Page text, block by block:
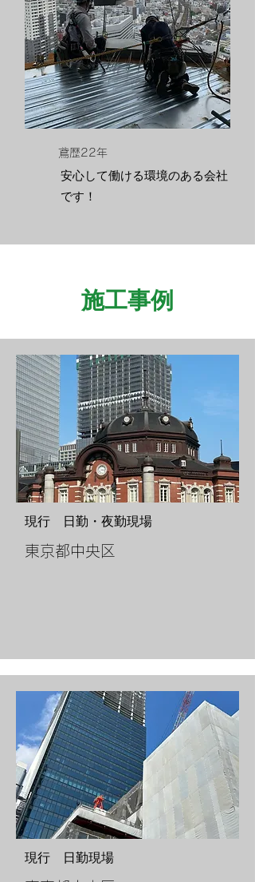
​鳶歴22年
​安心して働ける環境のある会社
です！
​施工事例
​現行 日勤・夜勤現場
​東京都中央区
​現行 日勤現場